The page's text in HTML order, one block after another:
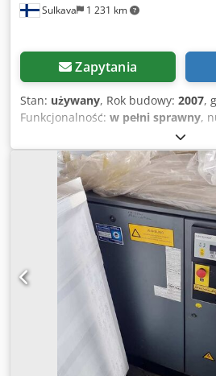
Sulkava 1 231 km
Zapytania
Stan: używany, Rok budowy: 2007,
Funkcjonalność: w pełni sprawny,
API454025,
kompresor olejowy z zintegrowaną
Atlas Copco, model GA 15 FF, rok
API454025, używany ~27 000 h, z
Copco Elektronikon II Urządzenie
2022 roku. Ostatni serwis
460 h Na życzenie może zostać
sprężone powietrze. Pmax 7,3 bar –
Avaox Ahljf Qv 43 l/s – 2,58 m³/min
KM Pakowanie i załadunek na